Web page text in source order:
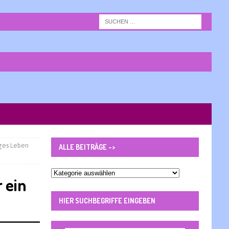
Leben
ein
ALLE BEITRÄGE ->
Alle
HIER SUCHBEGRIFFE EINGEBEN